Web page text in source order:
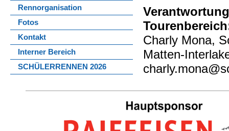
Rennorganisation
Fotos
Kontakt
Interner Bereich
SCHÜLERRENNEN 2026
Verantwortung
Charly Mona,
Matten-